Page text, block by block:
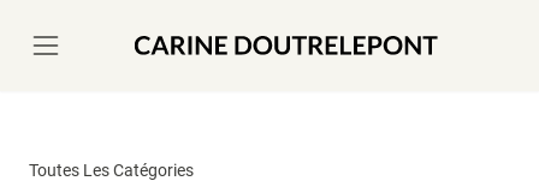
Toutes Les Catégories